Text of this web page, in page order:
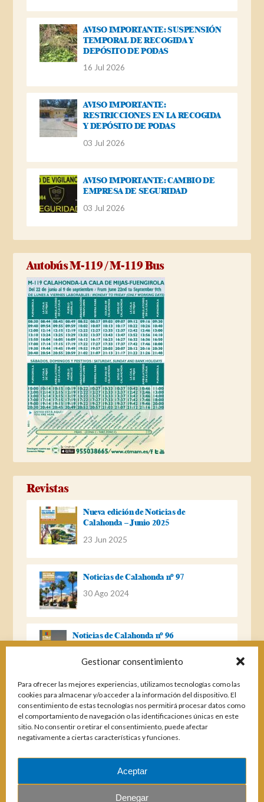
Gestionar consentimiento
Para ofrecer las mejores experiencias, utilizamos tecnologías como las
cookies para almacenar y/o acceder a la información del dispositivo. El
consentimiento de estas tecnologías nos permitirá procesar datos como
el comportamiento de navegación o las identificaciones únicas en este
sitio. No consentir o retirar el consentimiento, puede afectar
negativamente a ciertas características y funciones.
Aceptar
Denegar
AVISO IMPORTANTE: SUSPENSIÓN
TEMPORAL DE RECOGIDA Y
DEPÓSITO DE PODAS
16 Jul 2026
AVISO IMPORTANTE:
RESTRICCIONES EN LA RECOGIDA
Y DEPÓSITO DE PODAS
03 Jul 2026
AVISO IMPORTANTE: CAMBIO DE
EMPRESA DE SEGURIDAD
03 Jul 2026
Autobús M-119 / M-119 Bus
Revistas
Nueva edición de Noticias de
Calahonda – Junio 2025
23 Jun 2025
Noticias de Calahonda nº 97
30 Ago 2024
Noticias de Calahonda nº 96
Noticias de Calahonda Nº 95
04 Ene 2023